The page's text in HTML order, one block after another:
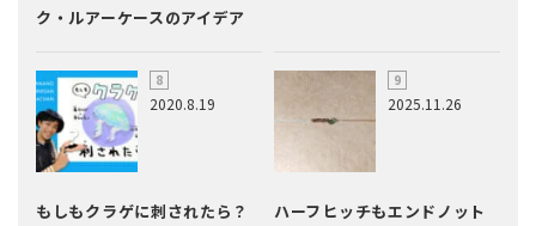
ク・ルアーケースのアイデア
2020.8.19
もしもクラゲに刺されたら？
2025.11.26
ハーフヒッチもエンドノット